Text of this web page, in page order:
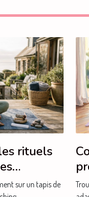
rituels
sur un tapis de